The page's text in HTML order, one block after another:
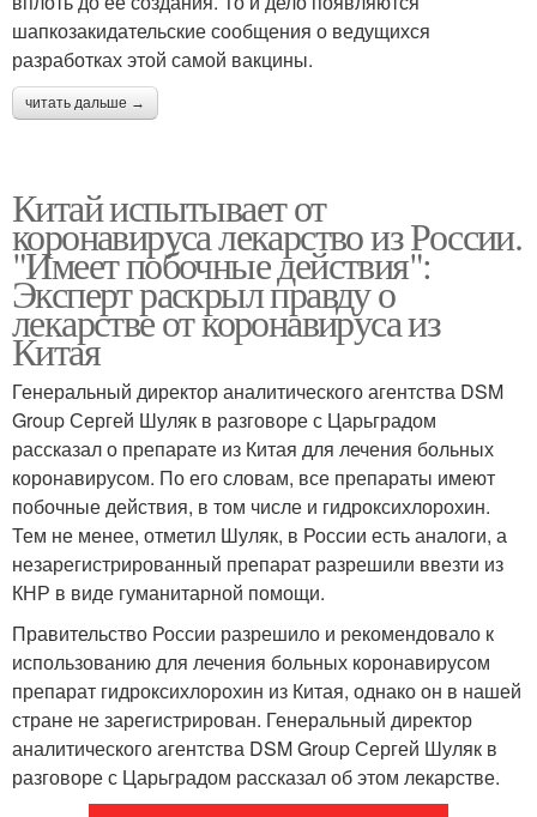
шапкозакидательские сообщения о ведущихся
разработках этой самой вакцины.
читать дальше →
Китай испытывает от
коронавируса лекарство из России.
"Имеет побочные действия":
Эксперт раскрыл правду о
лекарстве от коронавируса из
Китая
Генеральный директор аналитического агентства DSM
Group Сергей Шуляк в разговоре с Царьградом
рассказал о препарате из Китая для лечения больных
коронавирусом. По его словам, все препараты имеют
побочные действия, в том числе и гидроксихлорохин.
Тем не менее, отметил Шуляк, в России есть аналоги, а
незарегистрированный препарат разрешили ввезти из
КНР в виде гуманитарной помощи.
Правительство России разрешило и рекомендовало к
использованию для лечения больных коронавирусом
препарат гидроксихлорохин из Китая, однако он в нашей
стране не зарегистрирован. Генеральный директор
аналитического агентства DSM Group Сергей Шуляк в
разговоре с Царьградом рассказал об этом лекарстве.